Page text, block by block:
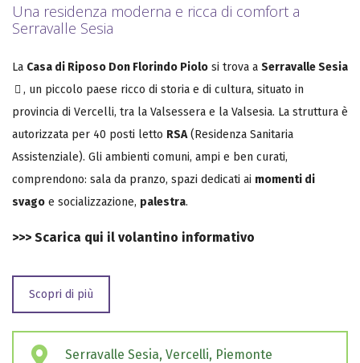
Una residenza moderna e ricca di comfort a
Serravalle Sesia
La Casa di Riposo Don Florindo Piolo si trova a Serravalle Sesia
, un piccolo paese ricco di storia e di cultura, situato in
provincia di Vercelli, tra la Valsessera e la Valsesia. La struttura è
autorizzata per 40 posti letto RSA(Residenza Sanitaria
Assistenziale). Gli ambienti comuni, ampi e ben curati,
comprendono: sala da pranzo, spazi dedicati ai momenti di
svago e socializzazione, palestra.
>>> Scarica qui il volantino informativo
Scopri di più
Serravalle Sesia, Vercelli, Piemonte